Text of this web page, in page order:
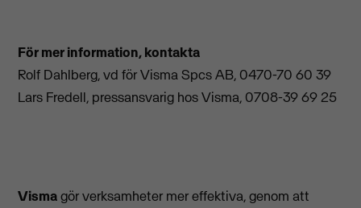
För mer information, kontakta
Rolf Dahlberg, vd för Visma Spcs AB, 0470-70 60 39
Lars Fredell, pressansvarig hos Visma, 0708-39 69 25
Vismagör verksamheter mer effektiva, genom att